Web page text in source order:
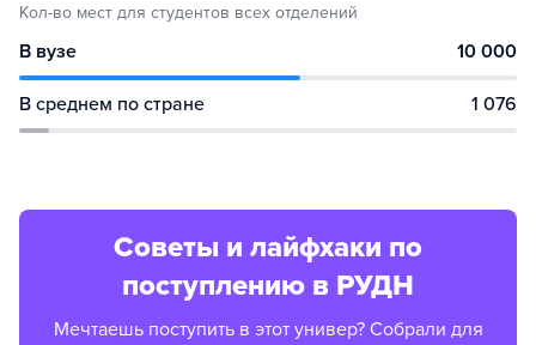
Кол-во мест для студентов всех отделений
В вузе 10 000
В среднем по стране 1 076
Советы и лайфхаки по
поступлению в РУДН
Мечтаешь поступить в этот универ? Собрали для